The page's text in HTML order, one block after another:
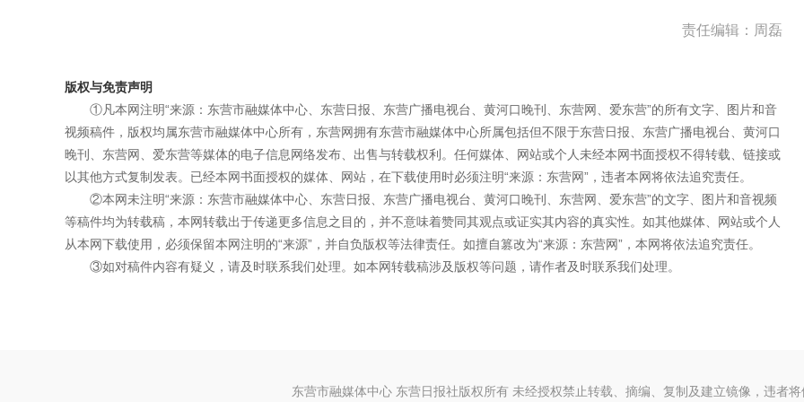
责任编辑：周磊
版权与免责声明
①凡本网注明“来源：东营市融媒体中心、东营日报、东营广播电视台、黄河口晚刊、东营网、爱东营”的所有文字、图片和音
视频稿件，版权均属东营市融媒体中心所有，东营网拥有东营市融媒体中心所属包括但不限于东营日报、东营广播电视台、黄河口
晚刊、东营网、爱东营等媒体的电子信息网络发布、出售与转载权利。任何媒体、网站或个人未经本网书面授权不得转载、链接或
以其他方式复制发表。已经本网书面授权的媒体、网站，在下载使用时必须注明“来源：东营网”，违者本网将依法追究责任。
②本网未注明“来源：东营市融媒体中心、东营日报、东营广播电视台、黄河口晚刊、东营网、爱东营”的文字、图片和音视频
等稿件均为转载稿，本网转载出于传递更多信息之目的，并不意味着赞同其观点或证实其内容的真实性。如其他媒体、网站或个人
从本网下载使用，必须保留本网注明的“来源”，并自负版权等法律责任。如擅自篡改为“来源：东营网”，本网将依法追究责任。
③如对稿件内容有疑义，请及时联系我们处理。如本网转载稿涉及版权等问题，请作者及时联系我们处理。
东营市融媒体中心 东营日报社版权所有 未经授权禁止转载、摘编、复制及建立镜像，违者将